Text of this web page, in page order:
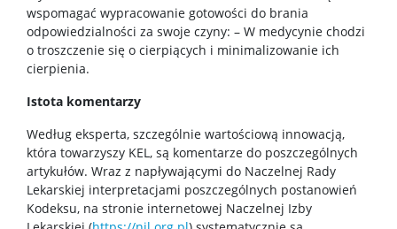
wspomagać wypracowanie gotowości do brania
odpowiedzialności za swoje czyny: – W medycynie chodzi
o troszczenie się o cierpiących i minimalizowanie ich
cierpienia.
Istota komentarzy
Według eksperta, szczególnie wartościową innowacją,
która towarzyszy KEL, są komentarze do poszczególnych
artykułów. Wraz z napływającymi do Naczelnej Rady
Lekarskiej interpretacjami poszczególnych postanowień
Kodeksu, na stronie internetowej Naczelnej Izby